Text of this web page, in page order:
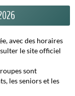
avec des horaires
le site officiel
sont
les seniors et les